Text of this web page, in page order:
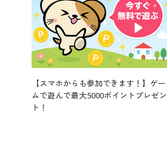
【スマホからも参加できます！】ゲー
ムで遊んで最大5000ポイントプレゼン
ト！